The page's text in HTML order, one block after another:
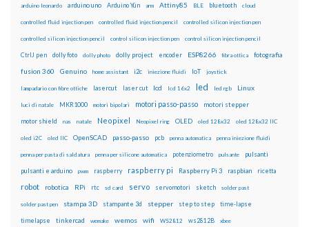
arduino leonardo arduino uno Arduino Yún arm Attiny85 BLE bluetooth cloud
controlled fluid injection pen controlled fluid injection pencil controlled silicon injection pen
controlled silicon injection pencil control silicon injection pen control silicon injection pencil
CtrlJ pen dolly foto dolly photo dolly project encoder ESP8266 fibra ottica fotografia
fusion 360 Genuino home assistant i2c iniezione fluidi IoT joystick
lampadario con fibre ottiche lasercut laser cut lcd lcd 16x2 led led rgb Linux
luci di natale MKR1000 motori bipolari motori passo-passo motori stepper
motor shield nas natale Neopixel Neopixel ring OLED oled 128x32 oled 128x32 IIC
oled i2C oled IIC OpenSCAD passo-passo pcb penna automatica penna iniezione fluidi
penna per pasta di saldatura penna per silicone automatica potenziometro pulsante pulsanti
pulsanti e arduino pwm raspberry raspberry pi Raspberry Pi 3 raspbian ricetta
robot robotica RPi rtc sd card servo servomotori sketch solder past
solder past pen stampa 3D stampante 3d stepper step to step time-lapse
timelapse tinkercad wemake wemos wifi WS2812 ws2812B xbee